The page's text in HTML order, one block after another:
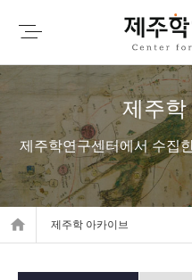
제주학
제주학연구센터에서 수집
home 제주학 아카이브